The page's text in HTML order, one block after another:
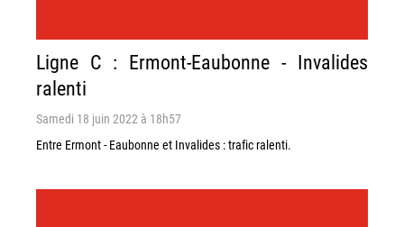
Ligne C : Ermont-Eaubonne - Invalides
ralenti
Samedi 18 juin 2022 à 18h57
Entre Ermont - Eaubonne et Invalides : trafic ralenti.